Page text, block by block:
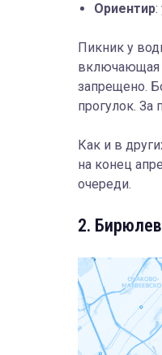
Ориентир:
Пикник у
включающая
запрещено.
прогулок. За
Как и в
на конец
очереди.
2.